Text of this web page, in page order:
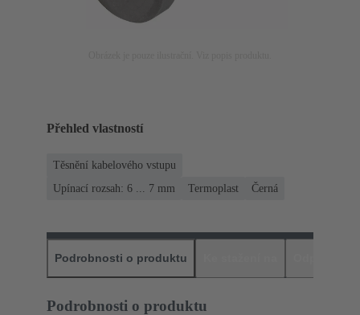
Přehled vlastností
Těsnění kabelového vstupu
Upínací rozsah: 6 ... 7 mm
Termoplast Černá
Podrobnosti o produktu
Podrobnosti o produktu